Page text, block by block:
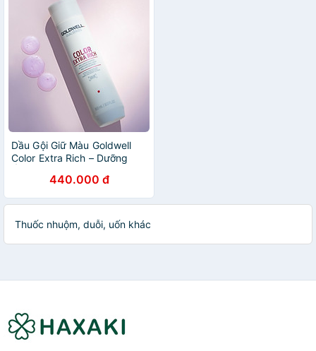
Dầu Gội Giữ Màu Goldwell
Color Extra Rich – Dưỡng
440.000 đ
Thuốc nhuộm, duỗi, uốn khác